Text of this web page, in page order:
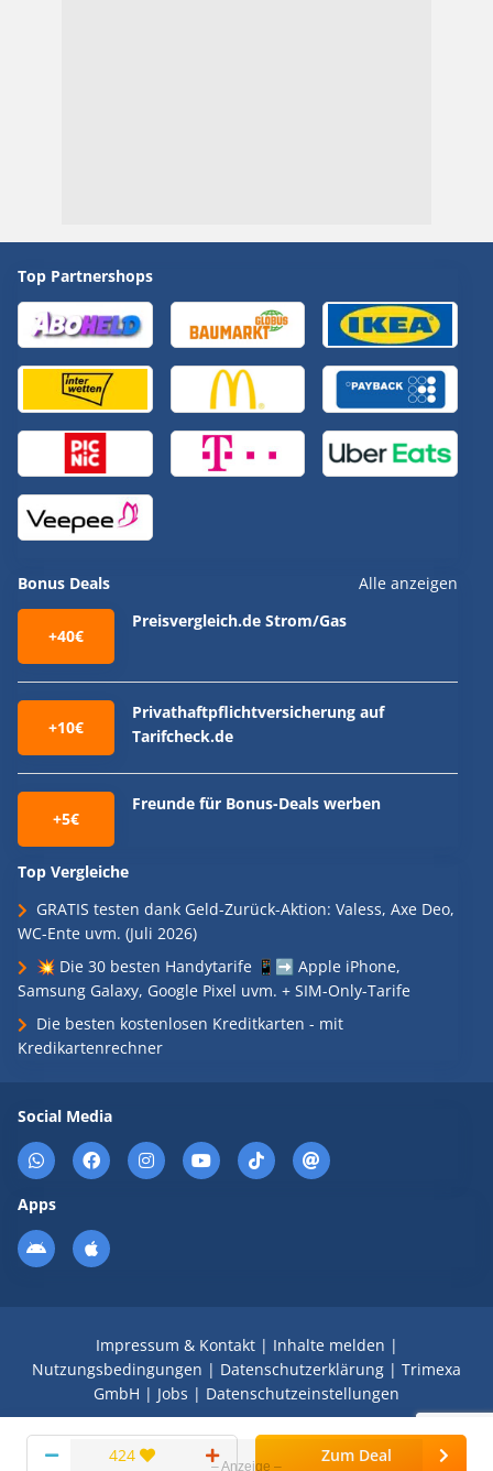
424 Zum Deal
Top Partnershops
Bonus Deals Alle anzeigen
+40€
Preisvergleich.de Strom/Gas
+10€
Privathaftpflichtversicherung auf
Tarifcheck.de
+5€
Freunde für Bonus-Deals werben
Top Vergleiche
GRATIS testen dank Geld-Zurück-Aktion: Valess, Axe Deo,
WC-Ente uvm. (Juli 2026)
💥 Die 30 besten Handytarife 📱➡️ Apple iPhone,
Samsung Galaxy, Google Pixel uvm. + SIM-Only-Tarife
Die besten kostenlosen Kreditkarten - mit
Kredikartenrechner
Social Media
Apps
Impressum & Kontakt| Inhalte melden |
Nutzungsbedingungen | Datenschutzerklärung | Trimexa
GmbH | Jobs | Datenschutzeinstellungen
© 2008 - 2026 Schnäppchen Blog mit Doktortitel -
DealDoktor.de